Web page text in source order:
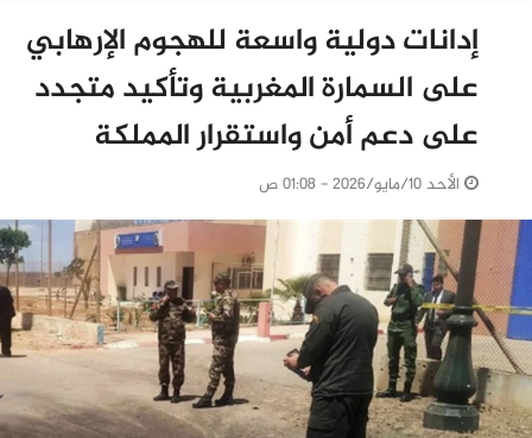
إدانات دولية واسعة للهجوم الإرهابي
على السمارة المغربية وتأكيد متجدد
على دعم أمن واستقرار المملكة
الأحد 10/مايو/2026 - 01:08 ص